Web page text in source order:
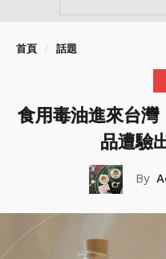
首頁 話題
食用毒油進來台灣
品遭驗